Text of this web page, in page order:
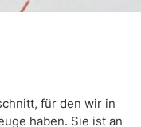
für den wir in
haben. Sie ist an